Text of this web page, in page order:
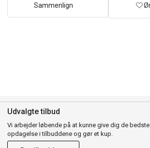
Sammenlign
Udvalgte tilbud
Vi arbejder løbende på at kunne give dig de
opdagelse i tilbuddene og gør et kup.